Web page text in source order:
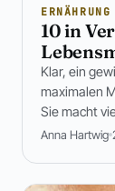
ERNÄHRUNG
10 in
Klar, ein
maximalen
Sie macht
Anna Hartwig